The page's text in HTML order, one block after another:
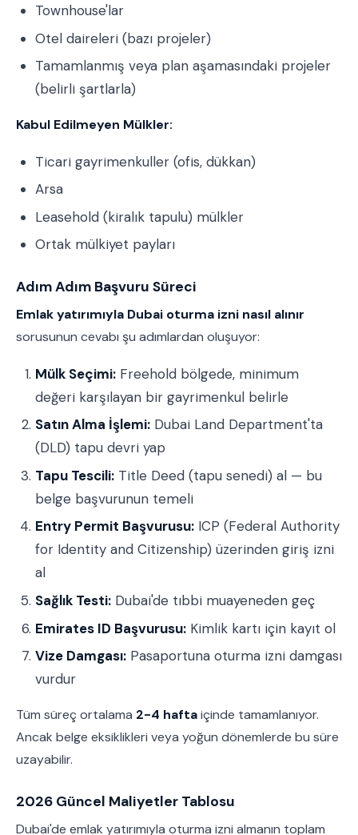
Townhouse'lar
Otel daireleri (bazı projeler)
Tamamlanmış veya plan aşamasındaki projeler
(belirli şartlarla)
Kabul Edilmeyen Mülkler:
Ticari gayrimenkuller (ofis, dükkan)
Arsa
Leasehold (kiralık tapulu) mülkler
Ortak mülkiyet payları
Adım Adım Başvuru Süreci
Emlak yatırımıyla Dubai oturma izni nasıl alınır
sorusunun cevabı şu adımlardan oluşuyor:
Mülk Seçimi: Freehold bölgede, minimum
değeri karşılayan bir gayrimenkul belirle
Satın Alma İşlemi: Dubai Land Department'ta
(DLD) tapu devri yap
Tapu Tescili: Title Deed (tapu senedi) al — bu
belge başvurunun temeli
Entry Permit Başvurusu: ICP (Federal Authority
for Identity and Citizenship) üzerinden giriş izni
al
Sağlık Testi: Dubai'de tıbbi muayeneden geç
Emirates ID Başvurusu: Kimlik kartı için kayıt ol
Vize Damgası: Pasaportuna oturma izni damgası
vurdur
Tüm süreç ortalama 2-4 haftaiçinde tamamlanıyor.
Ancak belge eksiklikleri veya yoğun dönemlerde bu süre
uzayabilir.
2026 Güncel Maliyetler Tablosu
Dubai'de emlak yatırımıyla oturma izni almanın toplam